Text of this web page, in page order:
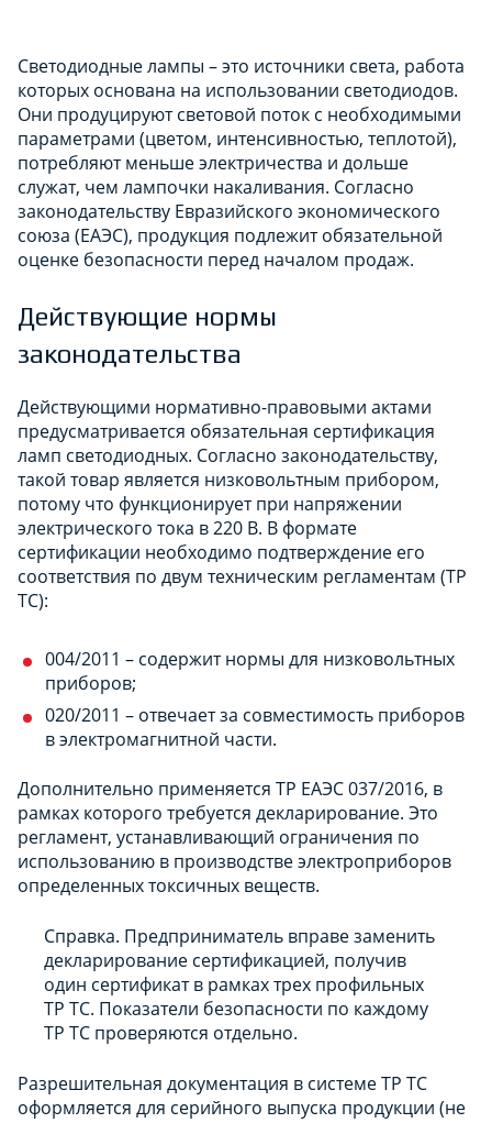
Светодиодные лампы – это источники света, работа
которых основана на использовании светодиодов.
Они продуцируют световой поток с необходимыми
параметрами (цветом, интенсивностью, теплотой),
потребляют меньше электричества и дольше
служат, чем лампочки накаливания. Согласно
законодательству Евразийского экономического
союза (ЕАЭС), продукция подлежит обязательной
оценке безопасности перед началом продаж.
Действующие нормы
законодательства
Действующими нормативно-правовыми актами
предусматривается обязательная сертификация
ламп светодиодных. Согласно законодательству,
такой товар является низковольтным прибором,
потому что функционирует при напряжении
электрического тока в 220 В. В формате
сертификации необходимо подтверждение его
соответствия по двум техническим регламентам (ТР
ТС):
004/2011 – содержит нормы для низковольтных
приборов;
020/2011 – отвечает за совместимость приборов
в электромагнитной части.
Дополнительно применяется ТР ЕАЭС 037/2016, в
рамках которого требуется декларирование. Это
регламент, устанавливающий ограничения по
использованию в производстве электроприборов
определенных токсичных веществ.
Справка. Предприниматель вправе заменить
декларирование сертификацией, получив
один сертификат в рамках трех профильных
ТР ТС. Показатели безопасности по каждому
ТР ТС проверяются отдельно.
Разрешительная документация в системе ТР ТС
оформляется для серийного выпуска продукции (не